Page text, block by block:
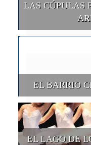
LAS CÚPULAS
EL BARRIO
EL LAGO DE